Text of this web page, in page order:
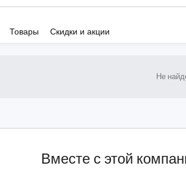
Товары Скидки и акции
Не
Вместе с этой